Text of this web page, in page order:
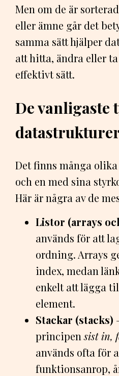
Men om de är
eller ämne går det
samma sätt hjälper
att hitta, ändra eller
effektivt sätt.
De vanligaste
Det finns många
och en med sina
Här är några av de
Listor (arrays
används för att
ordning. Arrays
index, medan
enkelt att lägga
element.
Stackar (stacks)
principensist in,
används ofta för
funktionsanrop,